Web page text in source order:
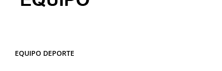
EQUIPO DEPORTE